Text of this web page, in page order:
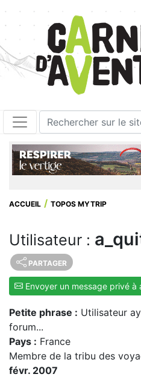
ACCUEIL TOPOS MYTRIP
Utilisateur :
PARTAGER
Envoyer un message privé à
Petite phrase : Utilisateur
forum...
Pays : France
Membre de la tribu des
févr. 2007